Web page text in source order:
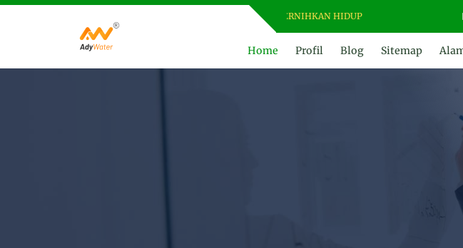
ADY WATER | JERNIHKAN HIDUP
Home Profil Blog Sitemap